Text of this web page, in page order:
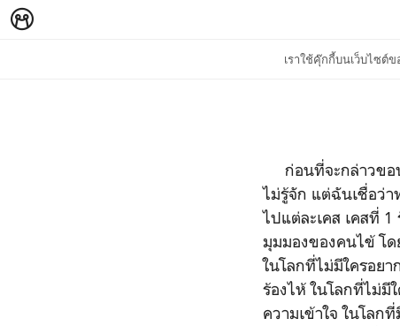
เราใช้คุ๊กกี้บนเว็บไซต์
ก่อนที่จะกล่าวขอ
ไม่รู้จัก แต่ฉันเชื่อว่
ไปแต่ละเคส เคสที่
มุมมองของคนไข้ โด
ในโลกที่ไม่มีใครอย
ร้องไห้ ในโลกที่ไม่มี
ความเข้าใจ ในโลก